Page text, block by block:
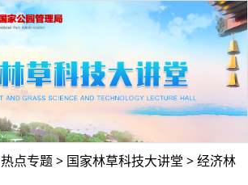
热点专题> 国家林草科技大讲堂 >经济林